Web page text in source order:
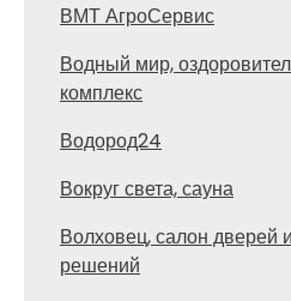
ВМТ АгроСервис
Водный мир,
комплекс
Водород24
Вокруг света, сауна
Волховец, салон дверей
решений